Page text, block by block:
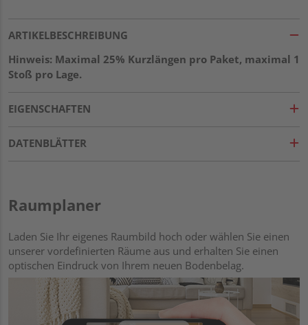
ARTIKELBESCHREIBUNG
Hinweis: Maximal 25% Kurzlängen pro Paket, maximal 1
Stoß pro Lage.
EIGENSCHAFTEN
DATENBLÄTTER
Raumplaner
Laden Sie Ihr eigenes Raumbild hoch oder wählen Sie einen
unserer vordefinierten Räume aus und erhalten Sie einen
optischen Eindruck von Ihrem neuen Bodenbelag.